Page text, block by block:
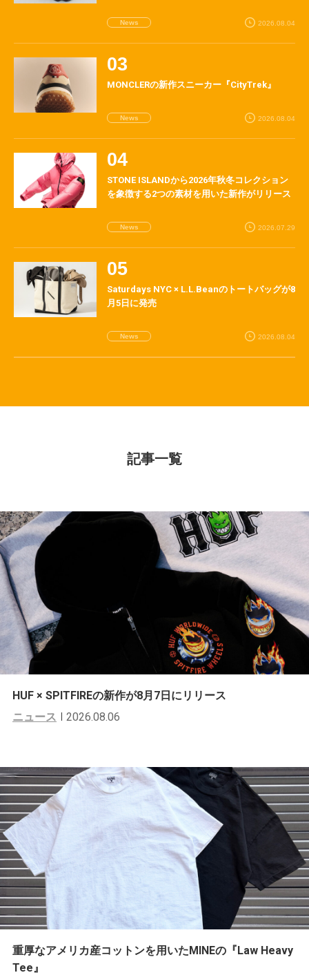
News 2026.08.04
MONCLERの新作スニーカー『CityTrek』
News 2026.08.04
STONE ISLANDから2026年秋冬コレクション
を象徴する2つの素材を用いた新作がリリース
News 2026.07.29
Saturdays NYC × L.L.Beanのトートバッグが8
月5日に発売
News 2026.08.04
記事一覧
HUF × SPITFIREの新作が8月7日にリリース
ニュース
2026.08.06
重厚なアメリカ産コットンを用いたMINEの『Law Heavy
Tee』